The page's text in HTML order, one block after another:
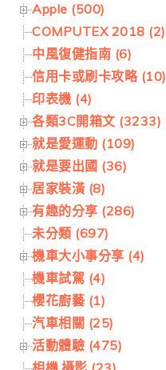
Apple (500)
COMPUTEX 2018 (2)
中風復健指南 (6)
信用卡或刷卡攻略 (10)
印表機 (4)
各類3C開箱文 (3233)
就是愛運動 (109)
就是要出國 (36)
居家裝潢 (8)
有趣的分享 (286)
未分類 (697)
機車大小事分享 (4)
機車試駕 (4)
櫻花廚藝 (1)
汽車相關 (25)
活動體驗 (475)